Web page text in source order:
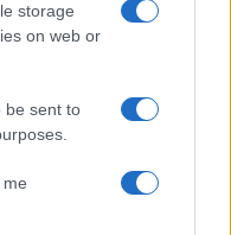
storage
on web or
be sent to